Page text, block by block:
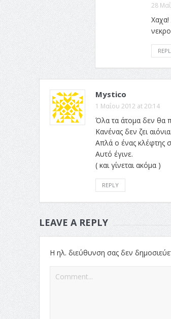
28
Χαχα!
Mystico
1 Μαΐου 2012 at 20:14
Όλα τα άτομα δεν θα
Κανένας δεν ζει αιόνια.
Απλά ο ένας κλέφτης
Αυτό έγινε.
( και γίνεται ακόμα )
REPLY
LEAVE A REPLY
Η ηλ. διεύθυνση σας δεν